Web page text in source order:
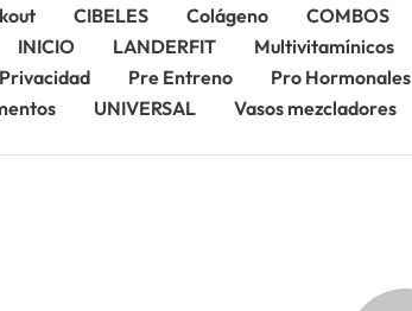
CIBELES Colágeno
COMBOS
INICIO LANDERFIT
Multivitamínicos
Pre Entreno
Pro Hormonales
UNIVERSAL
Vasos mezcladores